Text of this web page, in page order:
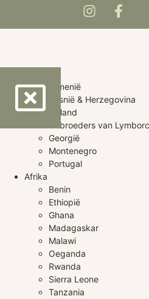
Armenië
Bosnië & Herzegovina
Finland
Gebroeders van
Georgië
Montenegro
Portugal
Afrika
Benin
Ethiopië
Ghana
Madagaskar
Malawi
Oeganda
Rwanda
Sierra Leone
Tanzania